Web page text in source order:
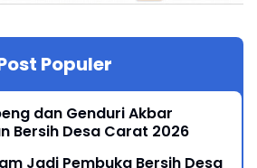
Populer
dan Genduri Akbar
Bersih Desa Carat 2026
Jadi Pembuka Bersih Desa